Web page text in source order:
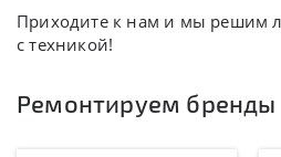
Приходите к нам и мы решим
с техникой!
Ремонтируем бренды